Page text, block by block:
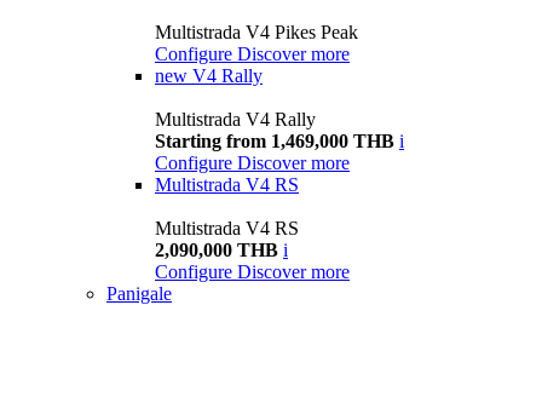
Multistrada V4 Pikes Peak
Configure Discover more
new V4 Rally
Multistrada V4 Rally
Starting from 1,469,000 THB i
Configure Discover more
Multistrada V4 RS
Multistrada V4 RS
2,090,000 THB i
Configure Discover more
Panigale